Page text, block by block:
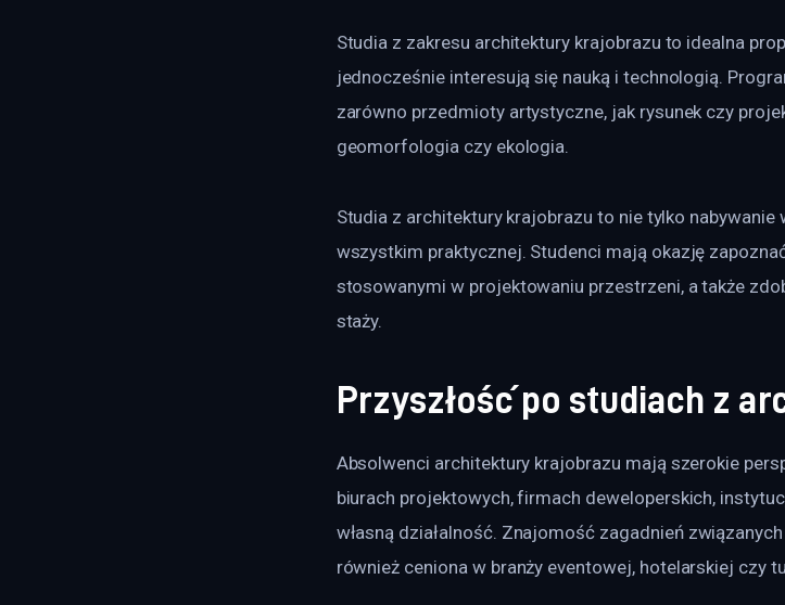
Studia z zakresu architektury krajobrazu to idealna
jednocześnie interesują się nauką i technologią.
zarówno przedmioty artystyczne, jak rysunek czy
geomorfologia czy ekologia.
Studia z architektury krajobrazu to nie tylko
wszystkim praktycznej. Studenci mają okazję
stosowanymi w projektowaniu przestrzeni, a także
staży.
Przyszłość po studiach z
Absolwenci architektury krajobrazu mają szerokie
biurach projektowych, firmach deweloperskich,
własną działalność. Znajomość zagadnień
również ceniona w branży eventowej, hotelarskiej czy